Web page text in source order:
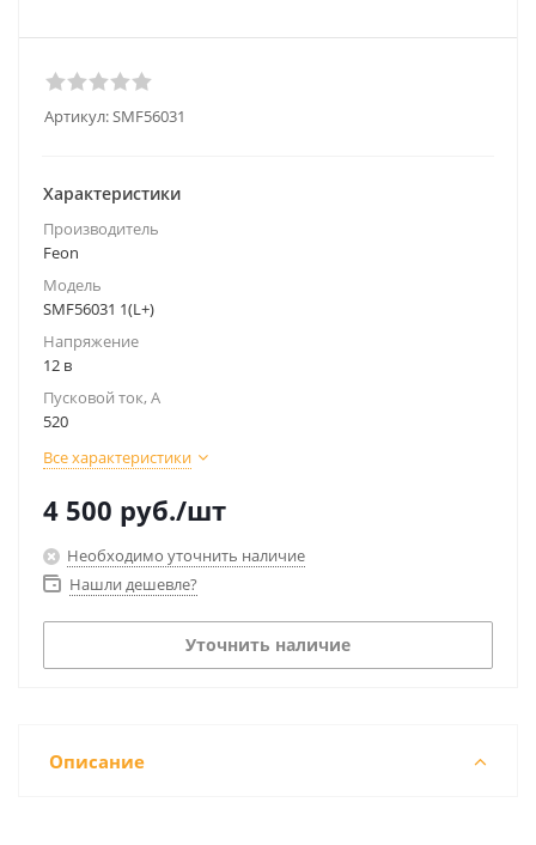
Артикул:SMF56031
Характеристики
Производитель
Feon
Модель
SMF56031 1(L+)
Напряжение
12 в
Пусковой ток, А
520
Все характеристики
4 500 руб./шт
Необходимо уточнить наличие
Нашли дешевле?
Уточнить наличие
Описание